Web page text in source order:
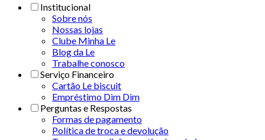
Institucional
Sobre nós
Nossas lojas
Clube Minha Le
Blog da Le
Trabalhe conosco
Serviço Financeiro
Cartão Le biscuit
Empréstimo Dim Dim
Perguntas e Respostas
Formas de pagamento
Política de troca e devolução